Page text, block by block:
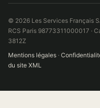
© 2026 Les Services Français
RCS Paris 98773311000017 ·
3812Z
Mentions légales ·
du site XML